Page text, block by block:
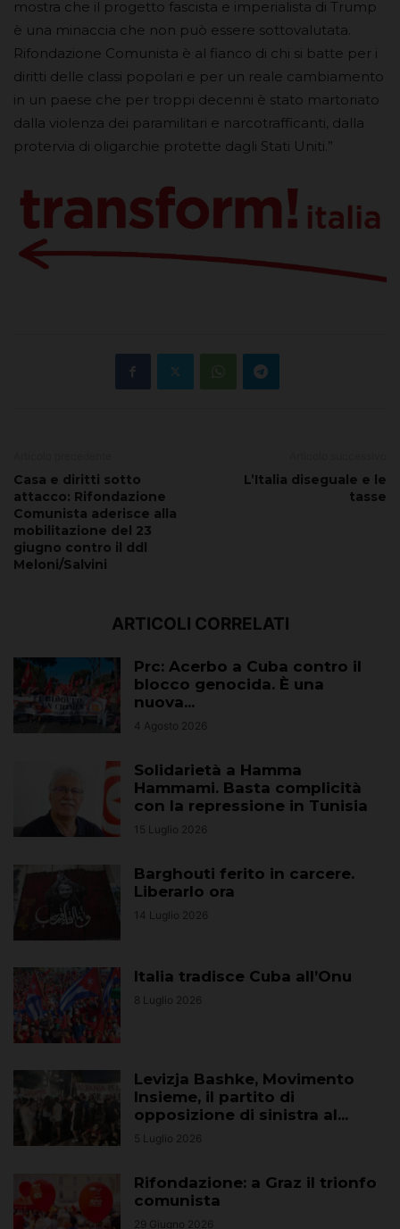
mostra che il progetto fascista e imperialista di Trump
è una minaccia che non può essere sottovalutata.
Rifondazione Comunista è al fianco di chi si batte per i
diritti delle classi popolari e per un reale cambiamento
in un paese che per troppi decenni è stato martoriato
dalla violenza dei paramilitari e narcotrafficanti, dalla
protervia di oligarchie protette dagli Stati Uniti.”
Casa e diritti sotto
attacco: Rifondazione
Comunista aderisce alla
mobilitazione del 23
giugno contro il ddl
Meloni/Salvini
L’Italia diseguale e le
tasse
ARTICOLI CORRELATI
Prc: Acerbo a Cuba contro il
blocco genocida. È una
nuova...
4 Agosto 2026
Solidarietà a Hamma
Hammami. Basta complicità
con la repressione in Tunisia
15 Luglio 2026
Barghouti ferito in carcere.
Liberarlo ora
14 Luglio 2026
Italia tradisce Cuba all’Onu
8 Luglio 2026
Levizja Bashke, Movimento
Insieme, il partito di
opposizione di sinistra al...
5 Luglio 2026
Rifondazione: a Graz il trionfo
comunista
29 Giugno 2026